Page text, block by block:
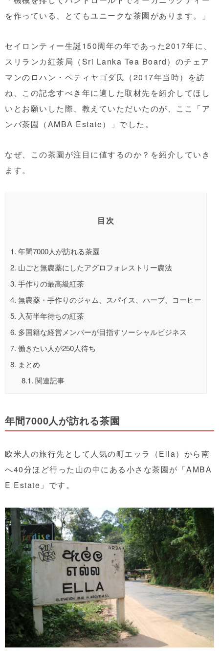
を作っている、とてもユニークな茶園があります。」
セイロンティー生誕150周年の年であった2017年に、
スリランカ紅茶局（Sri Lanka Tea Board）のチェア
マンのロハン・ペティヤゴダ氏（2017年当時）を訪
ね、この記念すべき年に適した取材先を紹介してほし
いとお願いした際、教えていただいたのが、ここ「ア
ンバ茶園（AMBA Estate）」でした。
なぜ、この茶園が注目に値するのか？を紹介していき
ます。
目次
1. 年間7000人が訪れる茶園
2. 山ごと無農薬にしたアグロフォレストリー農法
3. 手作りの最高級紅茶
4. 無農薬・手作りのジャム、スパイス、ハーブ、コーヒー
5. 入荷半年待ちの紅茶
6. 多国籍な経営メンバーが目指すソーシャルビジネス
7. 働きたい人が250人待ち
8. まとめ
8.1. 関連記事
年間7000人が訪れる茶園
欧米人の旅行先として人気の町エッラ（Ella）から南
へ40分ほど行った山の中にある小さな茶園が「AMBA
E Estate」です。